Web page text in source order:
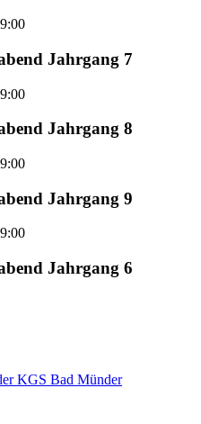
Jahrgang 7
Jahrgang 8
Jahrgang 9
Jahrgang 6